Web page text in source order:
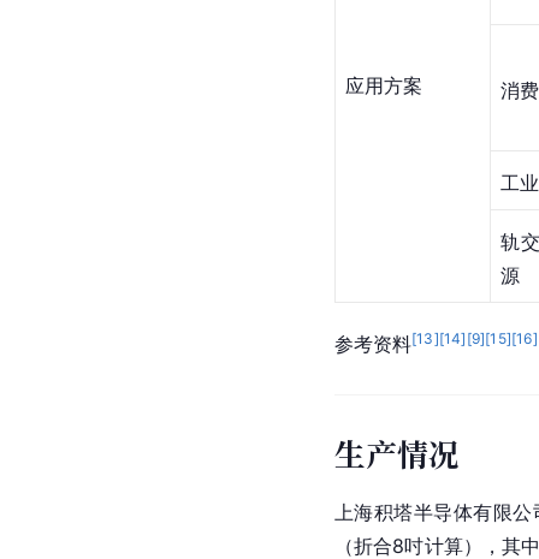
应用方案 消
工
轨
源
参考资料[13][14] [9][15][16]
生产情况
上海积塔半导体有限
（折合8吋计算），其